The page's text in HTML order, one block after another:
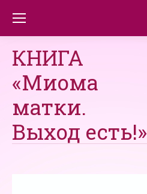
КНИГА
«Миома
матки.
Выход есть!»